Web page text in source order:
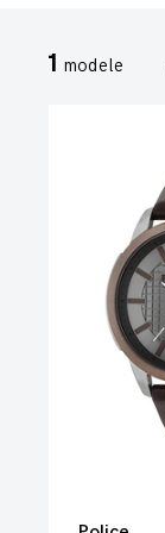
1 modele